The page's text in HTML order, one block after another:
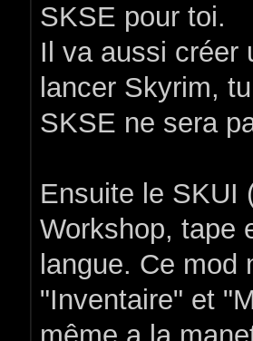
SKSE pour toi.
Il va aussi créer
lancer Skyrim,
SKSE ne sera
Ensuite le SKUI
Workshop, tape
langue. Ce
"Inventaire" et